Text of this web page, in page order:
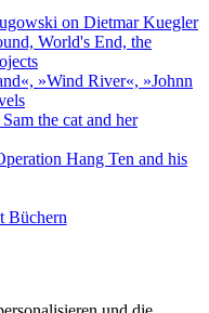
on Dietmar Kuegler
World's End, the
»Wind River«, »Johnn
the cat and her
Hang Ten and his